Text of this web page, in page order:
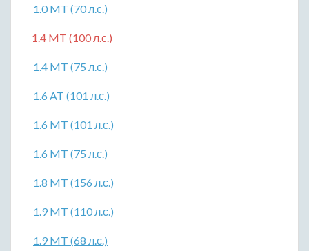
1.0 MT (70 л.с.)
1.4 MT (100 л.с.)
1.4 MT (75 л.с.)
1.6 AT (101 л.с.)
1.6 MT (101 л.с.)
1.6 MT (75 л.с.)
1.8 MT (156 л.с.)
1.9 MT (110 л.с.)
1.9 MT (68 л.с.)